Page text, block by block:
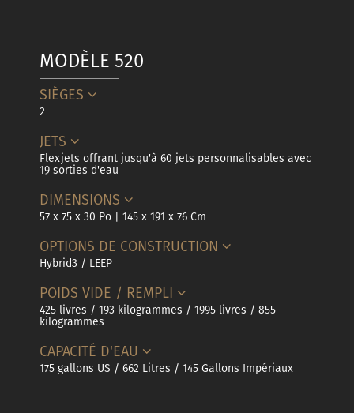
MODÈLE 520
SIÈGES
2
JETS
Flexjets offrant jusqu'à 60 jets personnalisables avec
19 sorties d'eau
DIMENSIONS
57 x 75 x 30 Po | 145 x 191 x 76 Cm
OPTIONS DE CONSTRUCTION
Hybrid3 / LEEP
POIDS VIDE / REMPLI
425 livres / 193 kilogrammes / 1995 livres / 855
kilogrammes
CAPACITÉ D'EAU
175 gallons US / 662 Litres / 145 Gallons Impériaux